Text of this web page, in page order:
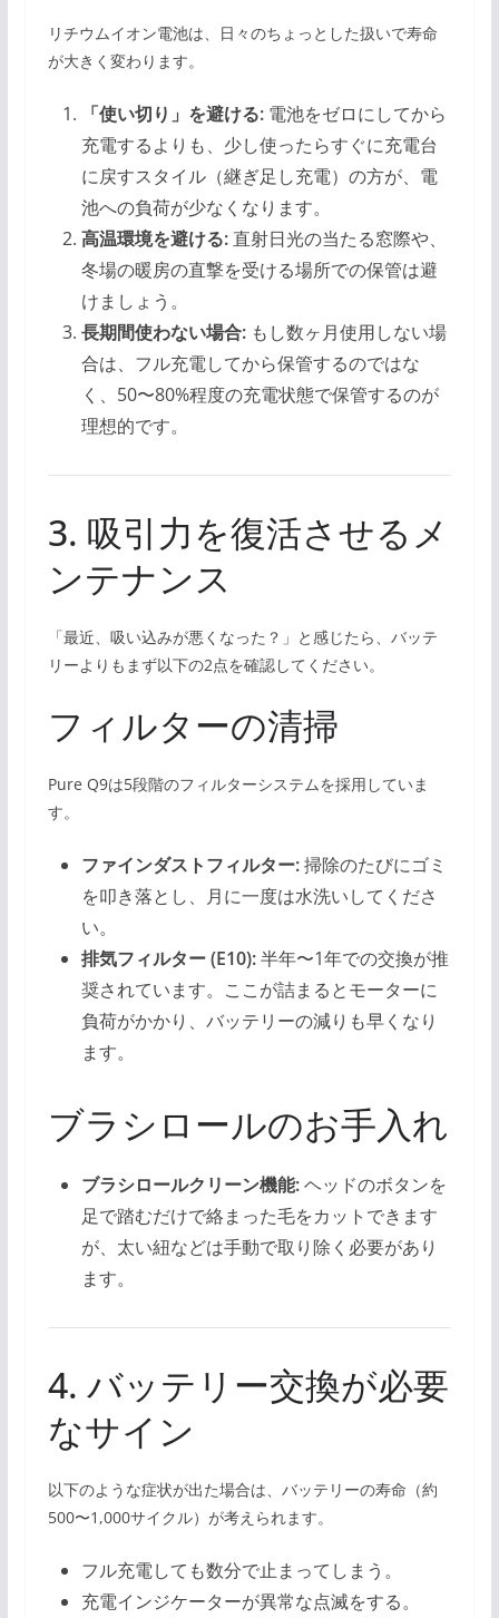
リチウムイオン電池は、日々のちょっとした扱いで寿命
が大きく変わります。
「使い切り」を避ける:電池をゼロにしてから
充電するよりも、少し使ったらすぐに充電台
に戻すスタイル（継ぎ足し充電）の方が、電
池への負荷が少なくなります。
高温環境を避ける:直射日光の当たる窓際や、
冬場の暖房の直撃を受ける場所での保管は避
けましょう。
長期間使わない場合:もし数ヶ月使用しない場
合は、フル充電してから保管するのではな
く、50〜80%程度の充電状態で保管するのが
理想的です。
3. 吸引力を復活させるメ
ンテナンス
「最近、吸い込みが悪くなった？」と感じたら、バッテ
リーよりもまず以下の2点を確認してください。
フィルターの清掃
Pure Q9は5段階のフィルターシステムを採用していま
す。
ファインダストフィルター:掃除のたびにゴミ
を叩き落とし、月に一度は水洗いしてくださ
い。
排気フィルター (E10):半年〜1年での交換が推
奨されています。ここが詰まるとモーターに
負荷がかかり、バッテリーの減りも早くなり
ます。
ブラシロールのお手入れ
ブラシロールクリーン機能:ヘッドのボタンを
足で踏むだけで絡まった毛をカットできます
が、太い紐などは手動で取り除く必要があり
ます。
4. バッテリー交換が必要
なサイン
以下のような症状が出た場合は、バッテリーの寿命（約
500〜1,000サイクル）が考えられます。
フル充電しても数分で止まってしまう。
充電インジケーターが異常な点滅をする。